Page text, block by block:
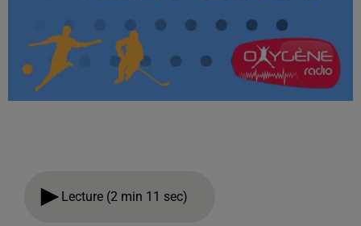
Lecture (2 min 11 sec)